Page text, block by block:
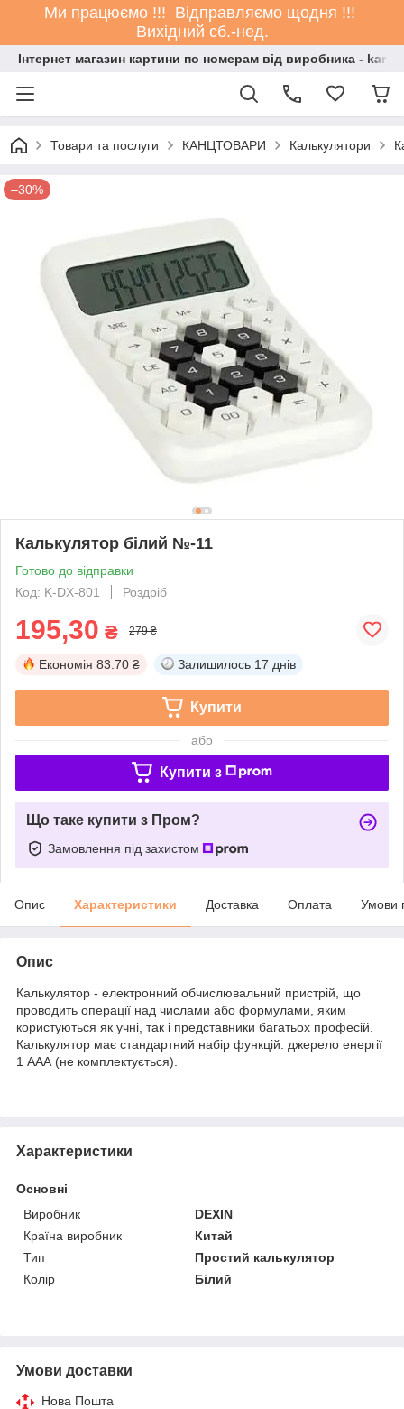
Ми працюємо !!! Відправляємо щодня !!!
Вихідний сб.-нед.
Інтернет магазин картини по номерам від виробника -
Товари та послуги КАНЦТОВАРИ Калькулятори
–30%
Калькулятор білий №-11
Готово до відправки
Код: K-DX-801
Роздріб
195,30 ₴ 279 ₴
Економія 83.70 ₴ Залишилось 17 днів
Купити
або
Купити з
Що таке купити з Пром?
Замовлення під захистом
Опис Характеристики Доставка Оплата Умови
Опис
Калькулятор - електронний обчислювальний пристрій, що
проводить операції над числами або формулами, яким
користуються як учні, так і представники багатьох професій.
Калькулятор має стандартний набір функцій. джерело енергії
1 ААА (не комплектується).
Характеристики
Основні
Виробник
DEXIN
Країна виробник
Китай
Тип
Простий калькулятор
Колір
Білий
Умови доставки
Нова Пошта